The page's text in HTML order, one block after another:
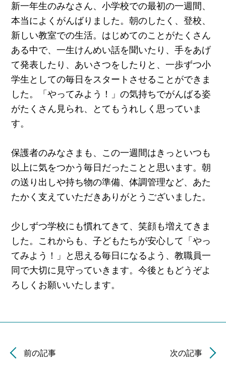
新一年生のみなさん、小学校での最初の一週間、
本当によくがんばりました。朝のしたく、登校、
新しい教室での生活。はじめてのことがたくさん
ある中で、一生けんめい話を聞いたり、手をあげ
て発表したり、あいさつをしたりと、一歩ずつ小
学生としての毎日をスタートさせることができま
した。「やってみよう！」の気持ちでがんばる姿
がたくさん見られ、とてもうれしく思っていま
す。
保護者のみなさまも、この一週間はきっといつも
以上に気をつかう毎日だったことと思います。朝
の送り出しや持ち物の準備、体調管理など、あた
たかく支えていただきありがとうございました。
少しずつ学校にも慣れてきて、笑顔も増えてきま
した。これからも、子どもたちが安心して「やっ
てみよう！」と思える毎日になるよう、教職員一
同で大切に見守っていきます。今後ともどうぞよ
ろしくお願いいたします。
前の記事 次の記事